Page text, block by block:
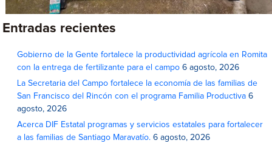
Entradas recientes
Gobierno de la Gente fortalece la productividad agrícola en Romita
con la entrega de fertilizante para el campo 6 agosto, 2026
La Secretaria del Campo fortalece la economía de las familias de
San Francisco del Rincón con el programa Familia Productiva 6
agosto, 2026
Acerca DIF Estatal programas y servicios estatales para fortalecer
a las familias de Santiago Maravatío. 6 agosto, 2026